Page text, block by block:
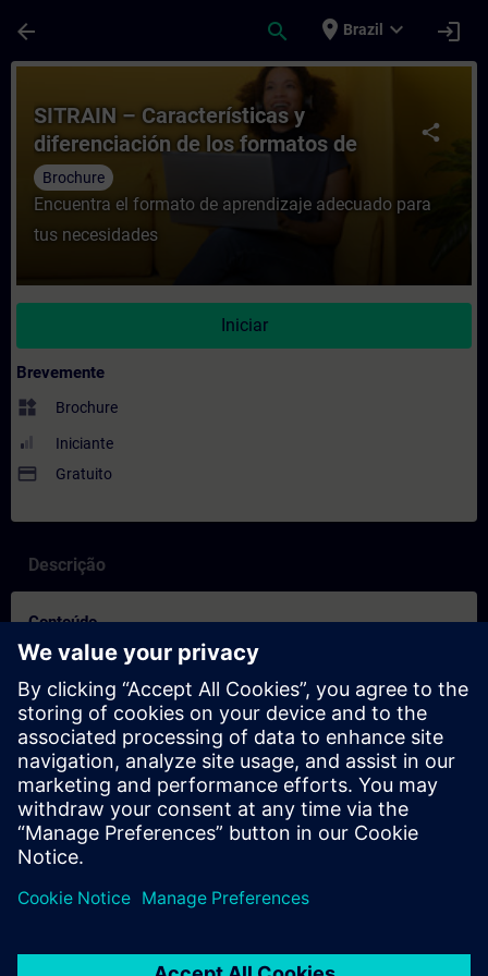
arrow_back search place Brazil expand_more login
Curso - SITRAIN – Características y
share
SITRAIN – Características y
diferenciación de los formatos de
aprendizaje
Brochure
Encuentra el formato de aprendizaje adecuado para
tus necesidades
Iniciar
Brevemente
widgets Brochure
Iniciante
payment Gratuito
Descrição
Conteúdo
SITRAIN – Características y diferenciación de los formatos de